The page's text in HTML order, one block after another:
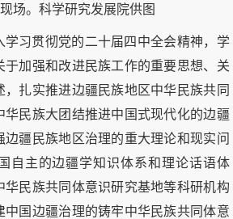
场。科学研究发展院供图
学习贯彻党的二十届四中全会精神，学
于加强和改进民族工作的重要思想、关
扎实推进边疆民族地区中华民族共同
华民族大团结推进中国式现代化的边疆
边疆民族地区治理的重大理论和现实问
自主的边疆学知识体系和理论话语体
华民族共同体意识研究基地等科研机构
中国边疆治理的铸牢中华民族共同体意